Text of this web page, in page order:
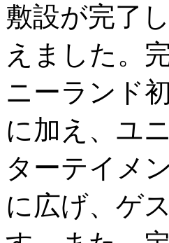
敷設が完了
えました。
ニーランド
に加え、ユ
ターテイメ
に広げ、ゲ